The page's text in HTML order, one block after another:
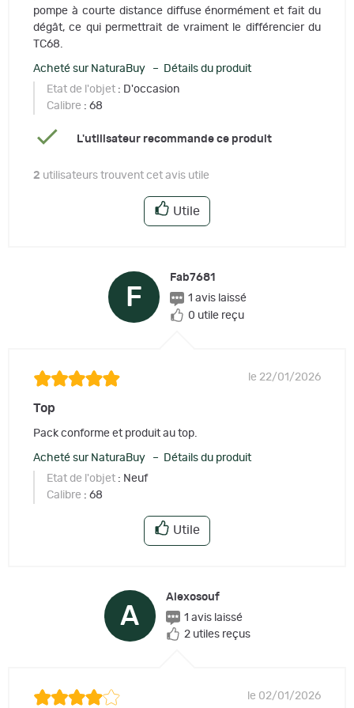
pompe à courte distance diffuse énormément et fait du
dégât, ce qui permettrait de vraiment le différencier du
TC68.
Acheté sur NaturaBuy – Détails du produit
Etat de l'objet : D'occasion
Calibre : 68
L'utilisateur recommande ce produit
2 utilisateurs trouvent cet avis utile
Utile
F
Fab7681
1 avis laissé
0 utile reçu
le 22/01/2026
Top
Pack conforme et produit au top.
Acheté sur NaturaBuy – Détails du produit
Etat de l'objet : Neuf
Calibre : 68
Utile
A
Alexosouf
1 avis laissé
2 utiles reçus
le 02/01/2026